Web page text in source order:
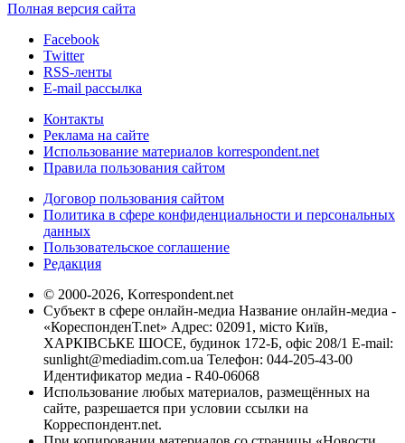
Полная версия сайта
Facebook
Twitter
RSS-ленты
E-mail рассылка
Контакты
Реклама на сайте
Использование материалов korrespondent.net
Правила пользования сайтом
Договор пользования сайтом
Политика в сфере конфиденциальности и персональных
данных
Пользовательское соглашение
Редакция
© 2000-2026, Korrespondent.net
Субъект в сфере онлайн-медиа Название онлайн-медиа -
«КореспонденТ.net» Адрес: 02091, місто Київ,
ХАРКІВСЬКЕ ШОСЕ, будинок 172-Б, офіс 208/1 E-mail:
sunlight@mediadim.com.ua Телефон: 044-205-43-00
Идентификатор медиа - R40-06068
Использование любых материалов, размещённых на
сайте, разрешается при условии ссылки на
Корреспондент.net.